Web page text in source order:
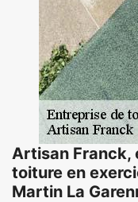
Artisan Franck,
toiture en
Martin La